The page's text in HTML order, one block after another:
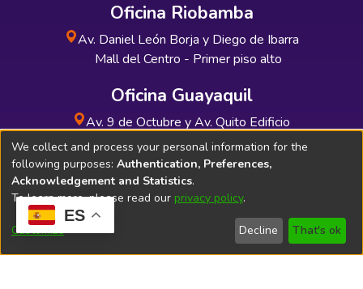
ES
Oficina Riobamba
Av. Daniel León Borja y Diego de Ibarra
Mall del Centro - Primer piso alto
Oficina Guayaquil
Av. 9 de Octubre y Av. Quito Edificio
INDUAUTO - Planta baja
Soporte Técnico Bibliolatino.com
We collect and process your personal information for the
following purposes: Authentication, Preferences,
Acknowledgement and Statistics.
To learn more, please read our privacy policy.
Customize Decline That's ok